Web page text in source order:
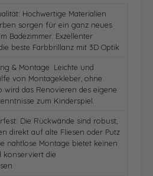
Hochwertige Materialien
sorgen für ein ganz neues
Badezimmer. Exzellenter
beste Farbbrillanz mit 3D Optik
& Montage: Leichte und
von Montagekleber, ohne
wird das Renovieren des eigene
zum Kinderspiel.
Die Rückwände sind robust,
direkt auf alte Fliesen oder Putz
nahtlose Montage bietet keinen
konserviert die